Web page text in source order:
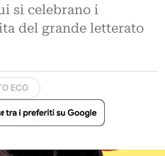
si celebrano i
del grande letterato
ECO